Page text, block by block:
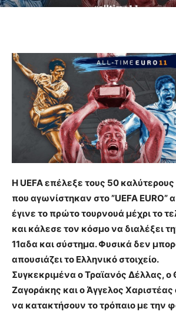
Η UEFA επέλεξε τους 50
που αγωνίστηκαν στο ”UEFA EURO”
έγινε το πρώτο τουρνουά μέχρι το
και κάλεσε τον κόσμο να διαλέξει
11αδα και σύστημα. Φυσικά δεν
απουσιάζει το Ελληνικό στοιχείο.
Συγκεκριμένα ο Τραϊανός Δέλλας,
Ζαγοράκης και ο Άγγελος
να κατακτήσουν το τρόπαιο με την